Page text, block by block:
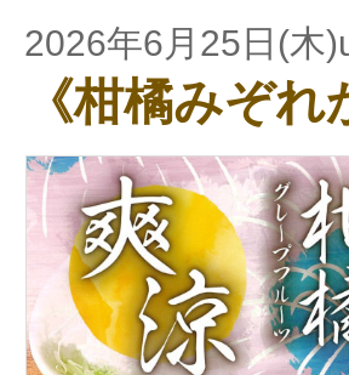
2026年6月25日(木
《柑橘みぞれ